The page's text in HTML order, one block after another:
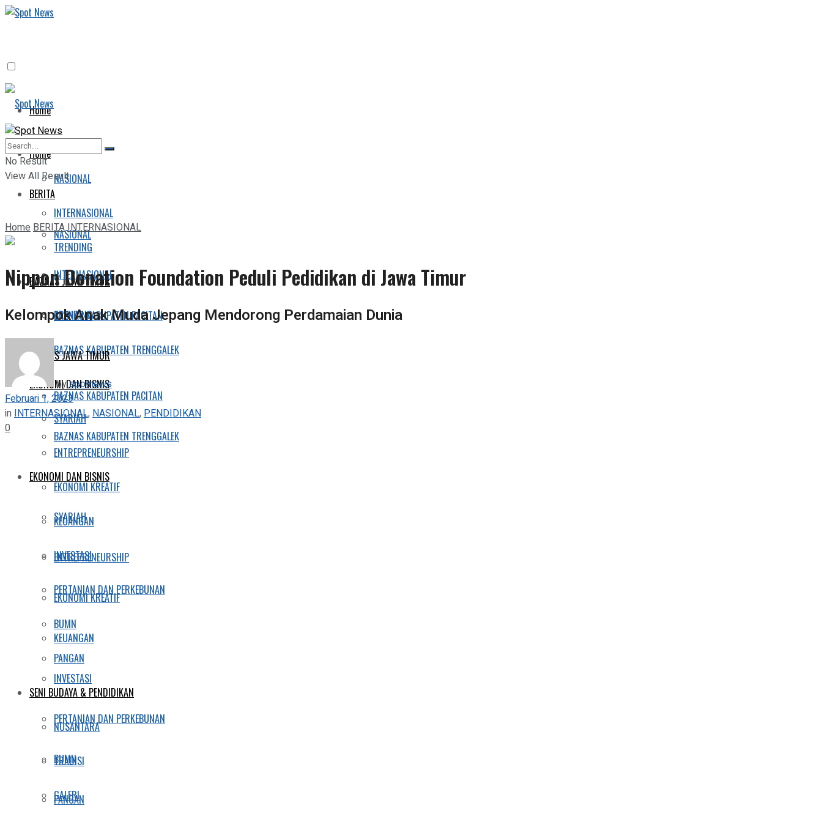
Home
BERITA
NASIONAL
INTERNASIONAL
TRENDING
BAZNAS JAWA TIMUR
BAZNAS KABUPATEN PACITAN
BAZNAS KABUPATEN TRENGGALEK
EKONOMI DAN BISNIS
SYARIAH
ENTREPRENEURSHIP
EKONOMI KREATIF
KEUANGAN
INVESTASI
PERTANIAN DAN PERKEBUNAN
BUMN
PANGAN
SENI BUDAYA & PENDIDIKAN
NUSANTARA
TRADISI
GALERI
Home
BERITA
NASIONAL
INTERNASIONAL
TRENDING
BAZNAS JAWA TIMUR
BAZNAS KABUPATEN PACITAN
BAZNAS KABUPATEN TRENGGALEK
EKONOMI DAN BISNIS
SYARIAH
ENTREPRENEURSHIP
EKONOMI KREATIF
KEUANGAN
INVESTASI
PERTANIAN DAN PERKEBUNAN
BUMN
PANGAN
No Result
View All Result
HomeBERITAINTERNASIONAL
Nippon Donation Foundation Peduli Pedidikan di Jawa Timur
Kelompok Anak Muda Jepang Mendorong Perdamaian Dunia
byspotnews
Februari 1, 2023
in INTERNASIONAL, NASIONAL, PENDIDIKAN
0